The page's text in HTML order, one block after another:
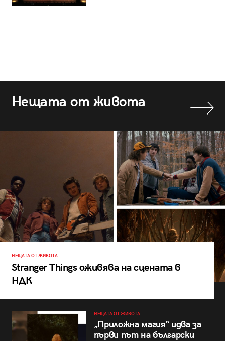
Нещата от живота
НЕЩАТА ОТ ЖИВОТА
Stranger Things оживява на сцената в
НДК
НЕЩАТА ОТ ЖИВОТА
„Приложна магия“ идва за
първи път на български